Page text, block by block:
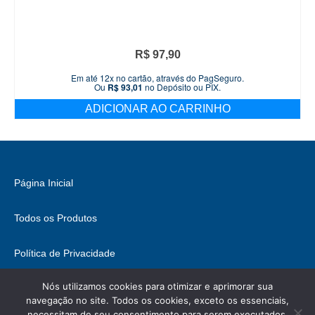
R$97,90
Em até 12x no cartão, através do PagSeguro.
Ou R$93,01 no Depósito ou PIX.
ADICIONAR AO CARRINHO
Página Inicial
Todos os Produtos
Política de Privacidade
Fale Conosco
Nós utilizamos cookies para otimizar e aprimorar sua
navegação no site. Todos os cookies, exceto os essenciais,